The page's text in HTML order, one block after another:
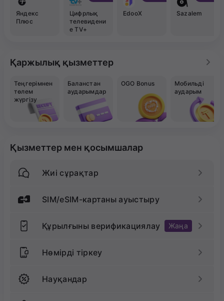
Яндекс
Плюс
Цифрлық
телевидени
е TV+
EdooX Sazalem
Қаржылық қызметтер
Теңгерімнен
төлем
жүргізу
Баланстан
аударымдар
OGO Bonus
Мобильді
аударым
Қызметтер мен қосымшалар
Жиі сұрақтар
SIM/eSIM-картаны ауыстыру
Құрылғыны верификациялау Жаңа
Нөмірді тіркеу
Науқандар